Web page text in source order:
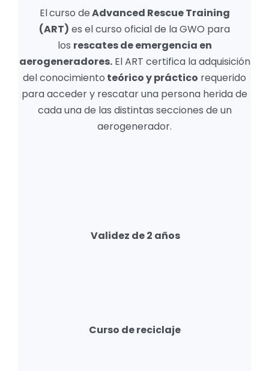
Elcurso deAdvanced Rescue Training
(ART) es el curso oficial de la GWO para
los rescates de emergencia en
aerogeneradores.El ART certifica la adquisición
del conocimiento teórico y práctico requerido
para acceder y rescatar una persona herida de
cada una de las distintas secciones de un
aerogenerador.
Validez de 2 años
Curso de reciclaje